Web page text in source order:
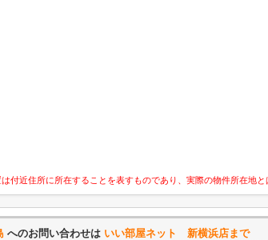
付近住所に所在することを表すものであり、実際の物件所在地と
へのお問い合わせは いい部屋ネット 新横浜店まで